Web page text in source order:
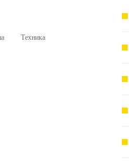
Техника